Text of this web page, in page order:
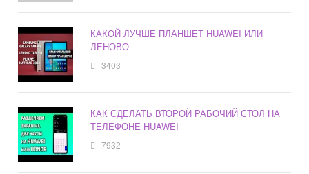
КАКОЙ ЛУЧШЕ ПЛАНШЕТ HUAWEI ИЛИ
ЛЕНОВО
3403
КАК СДЕЛАТЬ ВТОРОЙ РАБОЧИЙ СТОЛ НА
ТЕЛЕФОНЕ HUAWEI
7932